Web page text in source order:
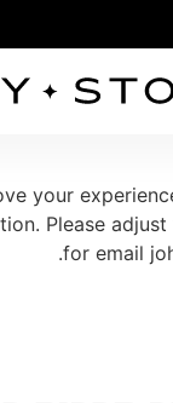
your
Please
for email
.